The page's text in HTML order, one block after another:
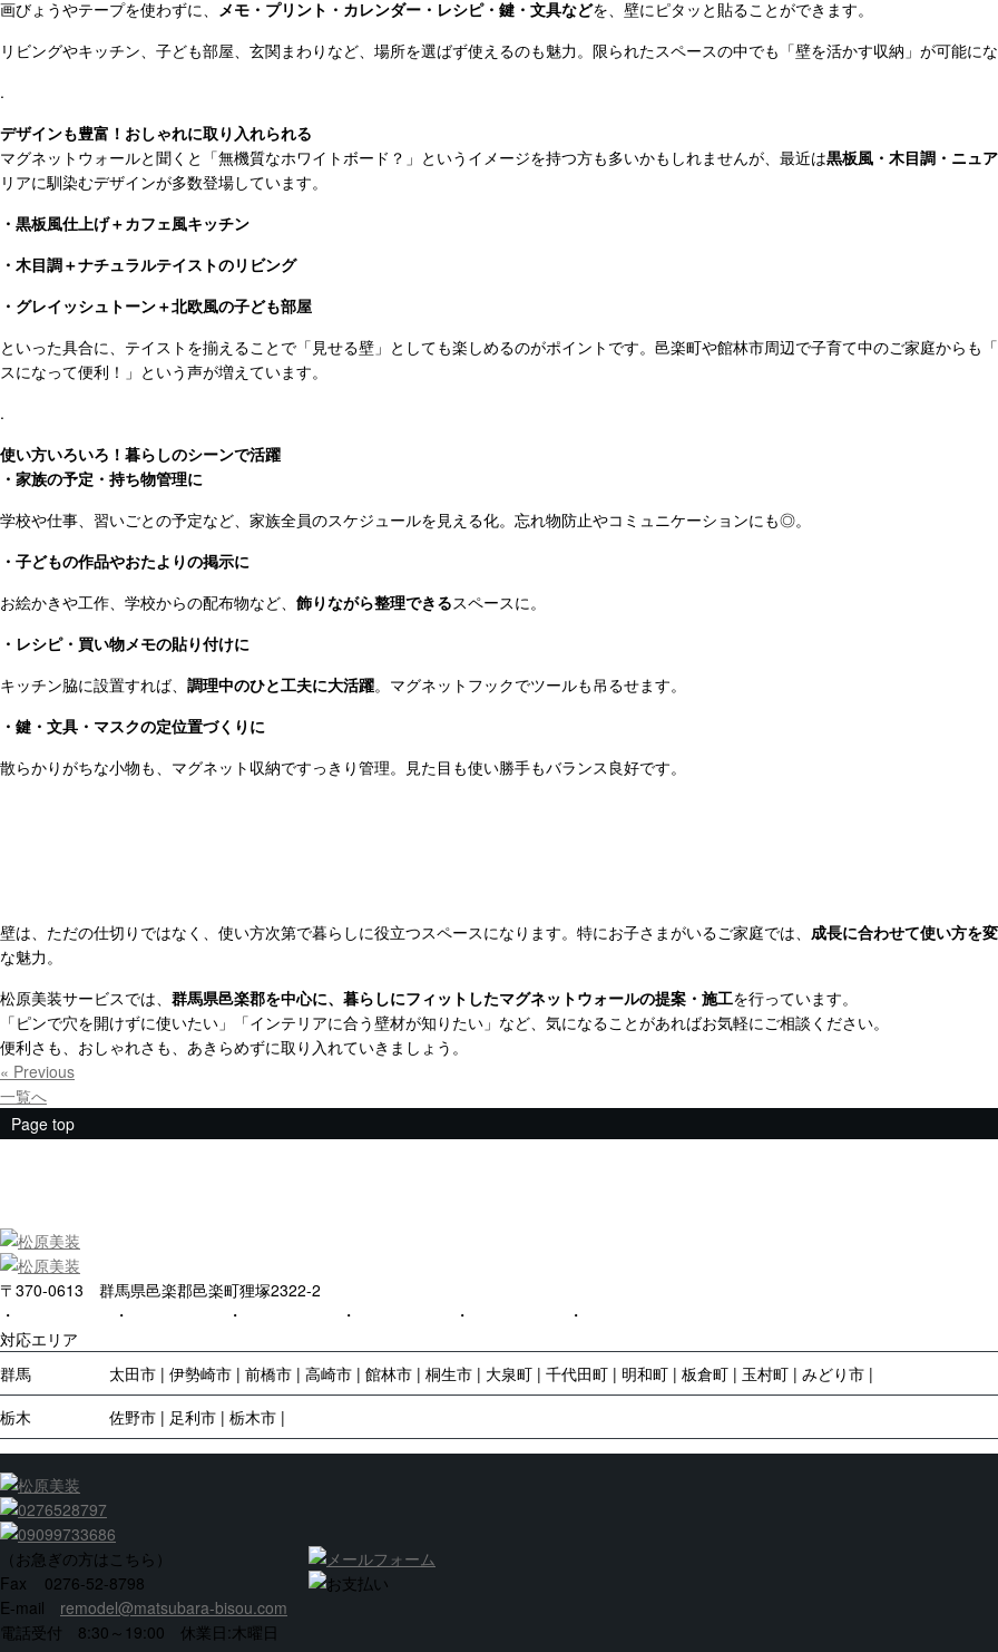
画びょうやテープを使わずに、 メモ・プリント・カレンダー・レシピ・鍵・文具などを、壁にピタッと貼ることができます。
リビングやキッチン、子ども部屋、玄関まわりなど、場所を選ばず使えるのも魅力。限られたスペースの中でも「壁を活かす収納」が可能にな
.
デザインも豊富！おしゃれに取り入れられる
マグネットウォールと聞くと「無機質なホワイトボード？」というイメージを持つ方も多いかもしれませんが、最近は黒板風・木目調・ニュ
リアに馴染むデザインが多数登場しています。
・黒板風仕上げ＋カフェ風キッチン
・木目調＋ナチュラルテイストのリビング
・グレイッシュトーン＋北欧風の子ども部屋
といった具合に、テイストを揃えることで「見せる壁」としても楽しめるのがポイントです。邑楽町や館林市周辺で子育て中のご家庭からも
スになって便利！」という声が増えています。
.
使い方いろいろ！暮らしのシーンで活躍
・家族の予定・持ち物管理に
学校や仕事、習いごとの予定など、家族全員のスケジュールを見える化。忘れ物防止やコミュニケーションにも◎。
・子どもの作品やおたよりの掲示に
お絵かきや工作、学校からの配布物など、 飾りながら整理できるスペースに。
・レシピ・買い物メモの貼り付けに
キッチン脇に設置すれば、 調理中のひと工夫に大活躍。マグネットフックでツールも吊るせます。
・鍵・文具・マスクの定位置づくりに
散らかりがちな小物も、マグネット収納ですっきり管理。見た目も使い勝手もバランス良好です。
壁は、ただの仕切りではなく、使い方次第で暮らしに役立つスペースになります。特にお子さまがいるご家庭では、 成長に合わせて使い方を
な魅力。
松原美装サービスでは、 群馬県邑楽郡を中心に、暮らしにフィットしたマグネットウォールの提案・施工を行っています。
「ピンで穴を開けずに使いたい」「インテリアに合う壁材が知りたい」など、気になることがあればお気軽にご相談ください。
便利さも、おしゃれさも、あきらめずに取り入れていきましょう。
« Previous
一覧へ
Page top
〒370-0613 群馬県邑楽郡邑楽町狸塚2322-2
対応エリア
群馬
太田市 伊勢崎市 前橋市 高崎市 館林市 桐生市 大泉町 千代田町 明和町 板倉町 玉村町 みどり市
栃木
佐野市 足利市 栃木市
埼玉
埼玉市 熊谷市 行田市 鴻巣市 久喜市 深谷市
茨城
上記以外のエリアへのサービスも行っておりますので
© 2016 松原美装サービス.
（お急ぎの方はこちら）
Fax 0276-52-8798
E-mail remodel@matsubara-bisou.com
電話受付 8:30～19:00 休業日:木曜日